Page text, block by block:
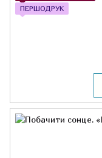
ПЕРШОДРУК